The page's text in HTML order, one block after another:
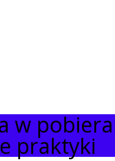
w
praktyki